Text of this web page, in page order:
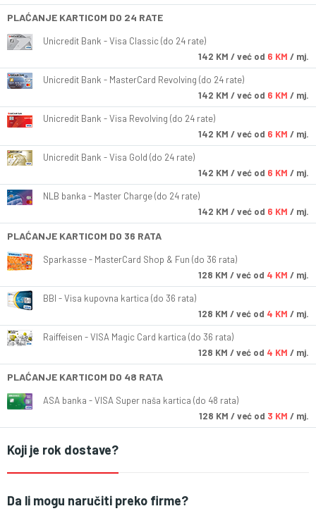
PLAĆANJE KARTICOM DO 24 RATE
Unicredit Bank - Visa Classic (do 24 rate)
142 KM / već od 6 KM / mj.
Unicredit Bank - MasterCard Revolving (do 24 rate)
142 KM / već od 6 KM / mj.
Unicredit Bank - Visa Revolving (do 24 rate)
142 KM / već od 6 KM / mj.
Unicredit Bank - Visa Gold (do 24 rate)
142 KM / već od 6 KM / mj.
NLB banka - Master Charge (do 24 rate)
142 KM / već od 6 KM / mj.
PLAĆANJE KARTICOM DO 36 RATA
Sparkasse - MasterCard Shop & Fun (do 36 rata)
128 KM / već od 4 KM / mj.
BBI - Visa kupovna kartica (do 36 rata)
128 KM / već od 4 KM / mj.
Raiffeisen - VISA Magic Card kartica (do 36 rata)
128 KM / već od 4 KM / mj.
PLAĆANJE KARTICOM DO 48 RATA
ASA banka - VISA Super naša kartica (do 48 rata)
128 KM / već od 3 KM / mj.
Koji je rok dostave?
Da li mogu naručiti preko firme?